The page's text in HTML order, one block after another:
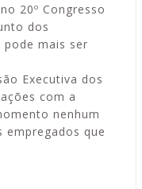
20º Congresso
dos
mais ser
Executiva dos
com a
nenhum
que